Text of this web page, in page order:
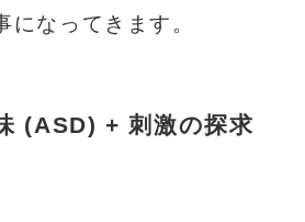
になってきます。
(ASD) + 刺激の探求